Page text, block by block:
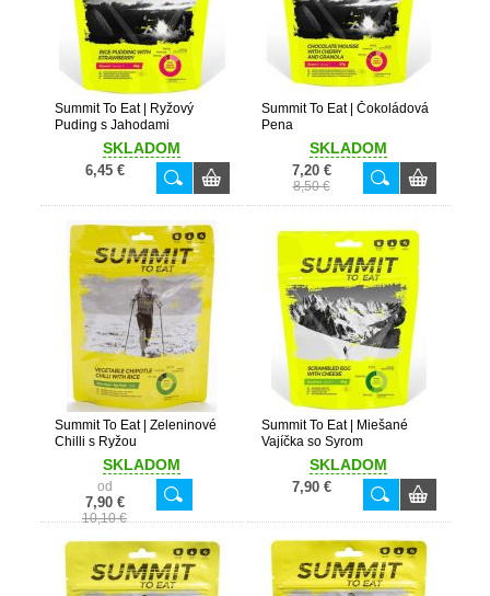
Summit To Eat | Ryžový
Puding s Jahodami
SKLADOM
6,45 €
Summit To Eat | Čokoládová
Pena
SKLADOM
7,20 €
8,50 €
Summit To Eat | Zeleninové
Chilli s Ryžou
SKLADOM
od
7,90 €
10,10 €
Summit To Eat | Miešané
Vajíčka so Syrom
SKLADOM
7,90 €